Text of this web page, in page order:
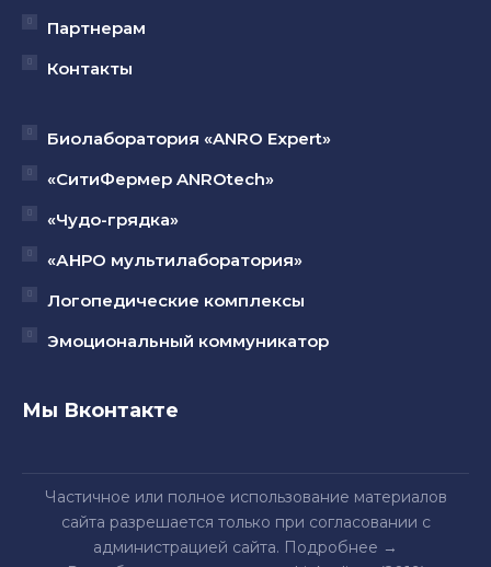
Партнерам
Контакты
Биолаборатория «ANRO Expert»
«СитиФермер ANROtech»
«Чудо-грядка»
«АНРО мультилаборатория»
Логопедические комплексы
Эмоциональный коммуникатор
Мы Вконтакте
Частичное или полное использование материалов
сайта разрешается только при согласовании с
администрацией сайта. Подробнее →